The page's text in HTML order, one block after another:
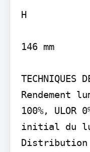
H
146 mm
TECHNIQUES
Rendement
100%, ULOR
initial du
Distribution